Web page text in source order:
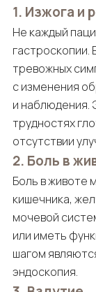
1. Изжога и
Не каждый
гастроскопии.
тревожных
с изменения
и наблюдения.
трудностях
отсутствии
2. Боль в
Боль в животе
кишечника,
мочевой
или иметь
шагом
эндоскопия.